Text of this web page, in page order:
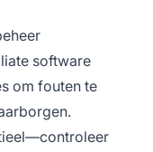
software
om fouten te